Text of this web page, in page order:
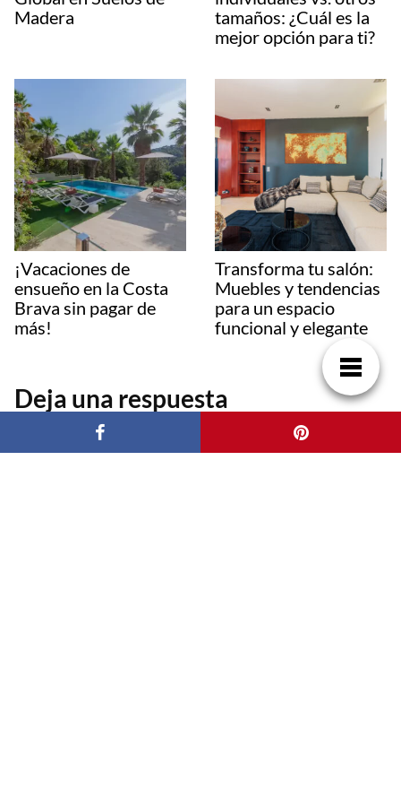
Madera
tamaños: ¿Cuál es la
mejor opción para ti?
¡Vacaciones de
ensueño en la Costa
Brava sin pagar de
más!
Transforma tu salón:
Muebles y tendencias
para un espacio
funcional y elegante
Deja una respuesta
Tu dirección de correo electrónico no será publicada.
Los campos